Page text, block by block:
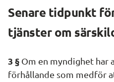
Senare tidpunkt
tjänster om
3 § Om en myndighet har
förhållande som medför